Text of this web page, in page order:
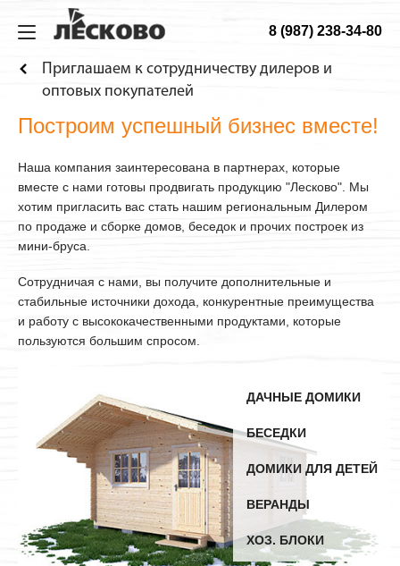
ИЗ МИНИБРУСА
Бани
Домики для детей
Веранды
Садовая мебель
Будки для собак
ДОМА
Дачные
ТЕХНОЛОГИЯ
Материалы
Сборка дома
Фотогалерея
О КОМПАНИИ
Строительство
8 (987) 238-34-80
Приглашаем к сотрудничеству дилеров и
оптовых покупателей
Построим успешный бизнес вместе!
Наша компания заинтересована в партнерах, которые
вместе с нами готовы продвигать продукцию "Лесково". Мы
хотим пригласить вас стать нашим региональным Дилером
по продаже и сборке домов, беседок и прочих построек из
мини-бруса.
Сотрудничая с нами, вы получите дополнительные и
стабильные источники дохода, конкурентные преимущества
и работу с высококачественными продуктами, которые
пользуются большим спросом.
ДАЧНЫЕ ДОМИКИ
БЕСЕДКИ
ДОМИКИ ДЛЯ ДЕТЕЙ
ВЕРАНДЫ
ХОЗ. БЛОКИ